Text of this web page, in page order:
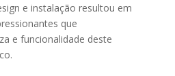
e instalação resultou em
que
e funcionalidade deste